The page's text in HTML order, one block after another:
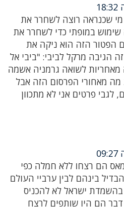
שכנראה רוצה לשחרר את
במופתי כדי לשחרר את
הפטור הזה הוא ניקה את
הגיבה מרקל לביבי: "ביבי אל
לשואה גרמניה אשמה
מה מאחורי הפרסום הזה אבל
לגבי פרטים אני לא מתכוון
הם רצחו ללא חמלה כפי
בינהם לבין ערביי העולם
ישראל לא להכניס
הם היו שותפים לרצח